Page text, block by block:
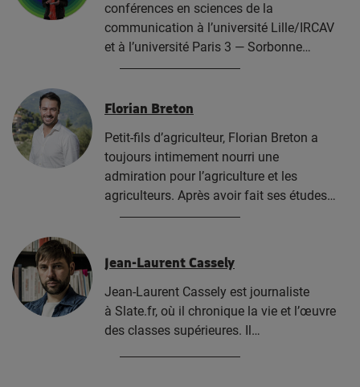
conférences en sciences de la
communication à l’université Lille/IRCAV
et à l’université Paris 3 — Sorbonne…
Florian Breton
Petit-fils d’agriculteur, Florian Breton a
toujours intimement nourri une
admiration pour l’agriculture et les
agriculteurs. Après avoir fait ses études…
Jean-Laurent Cassely
Jean-Laurent Cassely est journaliste
à Slate.fr, où il chronique la vie et l’œuvre
des classes supérieures. Il…